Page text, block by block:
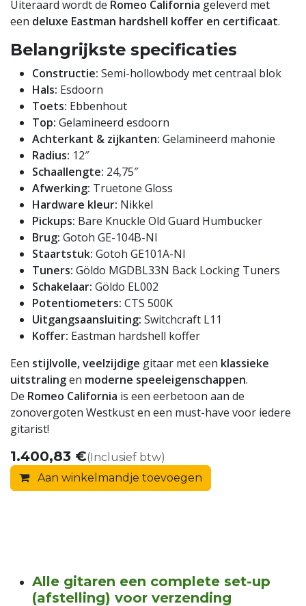
Uiteraard wordt de Romeo California geleverd met
een deluxe Eastman hardshell koffer en certificaat.
Belangrijkste specificaties
Constructie: Semi-hollowbody met centraal blok
Hals: Esdoorn
Toets: Ebbenhout
Top: Gelamineerd esdoorn
Achterkant & zijkanten: Gelamineerd mahonie
Radius: 12″
Schaallengte: 24,75″
Afwerking: Truetone Gloss
Hardware kleur: Nikkel
Pickups: Bare Knuckle Old Guard Humbucker
Brug: Gotoh GE-104B-NI
Staartstuk: Gotoh GE101A-NI
Tuners: Göldo MGDBL33N Back Locking Tuners
Schakelaar: Göldo EL002
Potentiometers: CTS 500K
Uitgangsaansluiting: Switchcraft L11
Koffer: Eastman hardshell koffer
Een stijlvolle, veelzijdige gitaar met een klassieke
uitstralingen moderne speeleigenschappen.
De Romeo California is een eerbetoon aan de
zonovergoten Westkust en een must-have voor iedere
gitarist!
1.400,83 €(Inclusief btw)
Aan winkelmandje toevoegen
Alle gitaren een complete set-up
(afstelling) voor verzending